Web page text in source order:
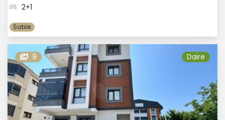
2+1
Satılık
9 Daire